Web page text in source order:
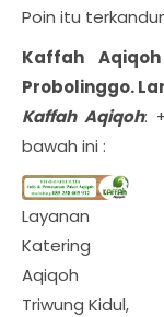
Poin itu
Kaffah
Probolinggo.
Kaffah Aqiqoh:
bawah ini :
Layanan
Katering
Aqiqoh
Triwung Kidul,